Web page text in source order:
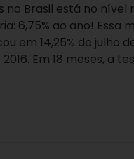
no Brasil está no nível
6,75% ao ano! Essa
em 14,25% de julho
Em 18 meses, a